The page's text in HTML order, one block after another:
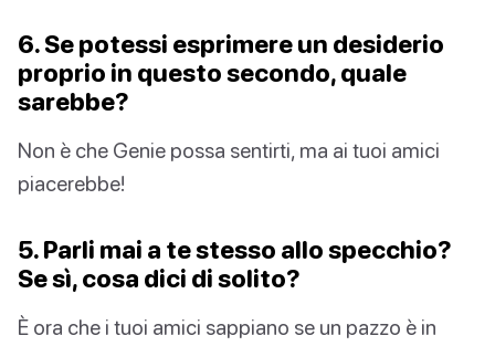
6. Se potessi esprimere un desiderio
proprio in questo secondo, quale
sarebbe?
Non è che Genie possa sentirti, ma ai tuoi amici
piacerebbe!
5. Parli mai a te stesso allo specchio?
Se sì, cosa dici di solito?
È ora che i tuoi amici sappiano se un pazzo è in